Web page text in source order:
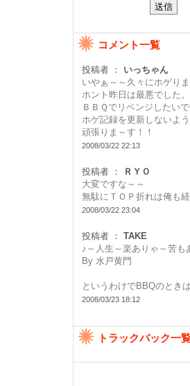
コメント一覧
投稿者 ： いっちゃん
いやぁ～～久々にホゲり
ホント昨日は最悪でした。
ＢＢＱでリベンジしたい
ホゲ記録を更新しないよ
頑張りま～す！！
2008/03/22 22:13
投稿者 ：
ＲＹＯ
大変ですな～～
無駄にＴＯＰ折れは俺も
2008/03/22 23:04
投稿者 ： TAKE
♪～人生～楽ありゃ～苦も
By 水戸黄門
というわけでBBQのとき
2008/03/23 18:12
トラックバック一